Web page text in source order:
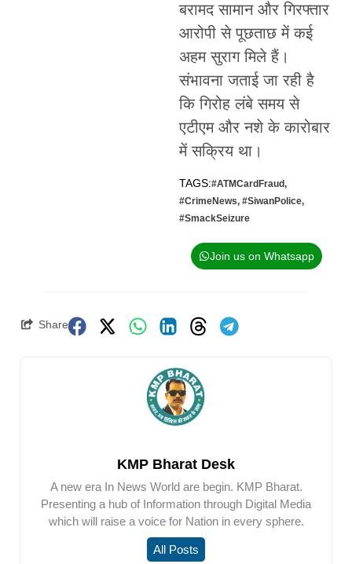
बरामद सामान और गिरफ्तार
आरोपी से पूछताछ में कई
अहम सुराग मिले हैं।
संभावना जताई जा रही है
कि गिरोह लंबे समय से
एटीएम और नशे के कारोबार
में सक्रिय था।
TAGS:#ATMCardFraud,
#CrimeNews, #SiwanPolice,
#SmackSeizure
Join us on Whatsapp
Share
KMP Bharat Desk
A new era In News World are begin. KMP Bharat.
Presenting a hub of Information through Digital Media
which will raise a voice for Nation in every sphere.
All Posts